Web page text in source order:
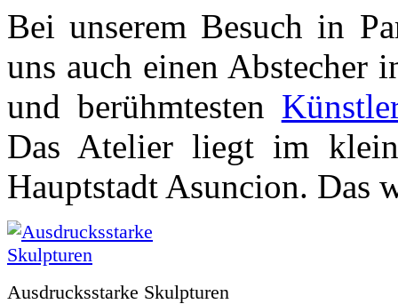
Bei unserem Besuch in
uns auch einen Abstecher
und berühmtesten
Das Atelier liegt im
Hauptstadt Asuncion. Das
Ausdrucksstarke Skulpturen